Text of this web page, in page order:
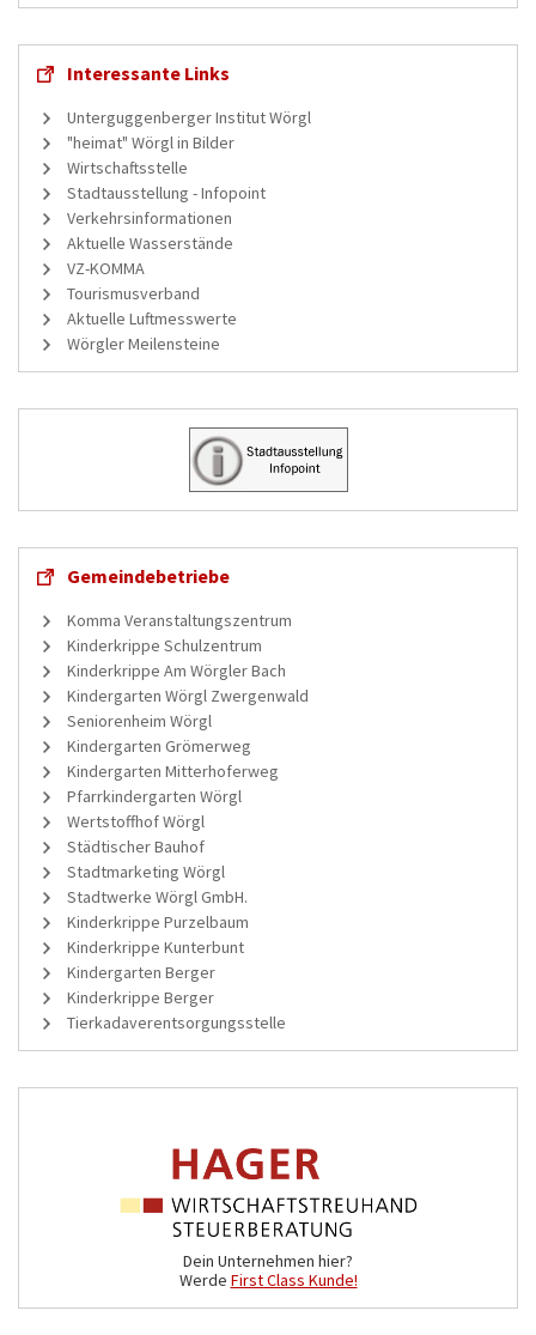
Interessante Links
Unterguggenberger Institut Wörgl
"heimat" Wörgl in Bilder
Wirtschaftsstelle
Stadtausstellung - Infopoint
Verkehrsinformationen
Aktuelle Wasserstände
VZ-KOMMA
Tourismusverband
Aktuelle Luftmesswerte
Wörgler Meilensteine
Gemeindebetriebe
Komma Veranstaltungszentrum
Kinderkrippe Schulzentrum
Kinderkrippe Am Wörgler Bach
Kindergarten Wörgl Zwergenwald
Seniorenheim Wörgl
Kindergarten Grömerweg
Kindergarten Mitterhoferweg
Pfarrkindergarten Wörgl
Wertstoffhof Wörgl
Städtischer Bauhof
Stadtmarketing Wörgl
Stadtwerke Wörgl GmbH.
Kinderkrippe Purzelbaum
Kinderkrippe Kunterbunt
Kindergarten Berger
Kinderkrippe Berger
Tierkadaverentsorgungsstelle
Dein Unternehmen hier?
Werde First Class Kunde!